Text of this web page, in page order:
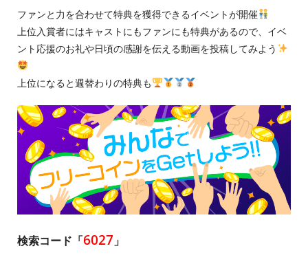
ファンと力を合わせて特典を獲得できるイベントが開催
上位入賞者にはキャストにもファンにも特典があるので、イベ
ント応援のお礼や日頃の感謝を伝える動画を投稿してみよう
上位になると週替わりの特典も
検索コード「6027 」